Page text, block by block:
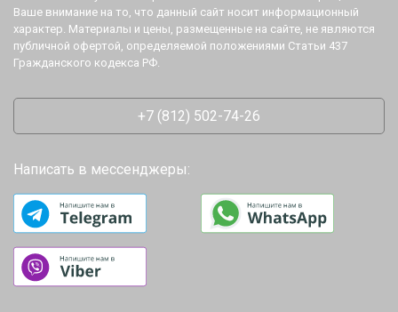
Ваше внимание на то, что данный сайт носит информационный
характер. Материалы и цены, размещенные на сайте, не являются
публичной офертой, определяемой положениями Статьи 437
Гражданского кодекса РФ.
+7 (812) 502-74-26
Написать в мессенджеры: